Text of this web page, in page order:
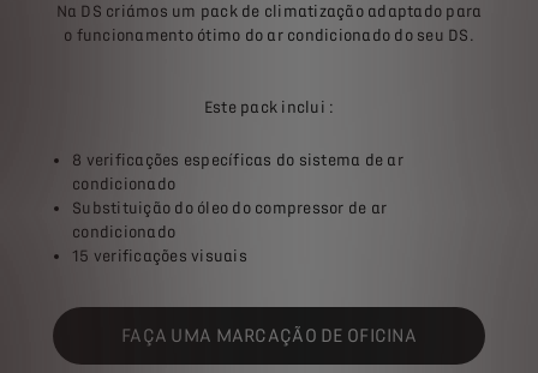
Na DS criámos um pack de climatização adaptado para
o funcionamento ótimo do ar condicionado do seu DS.​
Este pack inclui :
8 verificações específicas do sistema de ar
condicionado
Substituição do óleo do compressor de ar
condicionado
15 verificações visuais
FAÇA UMA MARCAÇÃO DE OFICINA